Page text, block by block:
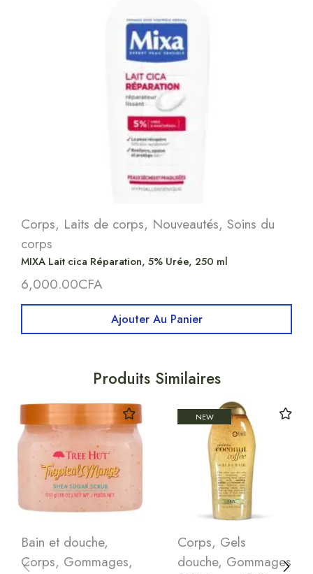
Corps, Laits de corps, Nouveautés, Soins du
corps
MIXA Lait cica Réparation, 5% Urée, 250 ml
6,000.00CFA
Ajouter Au Panier
Produits Similaires
Bain et douche,
Corps, Gommages,
NEW
Corps, Gels
douche, Gommages